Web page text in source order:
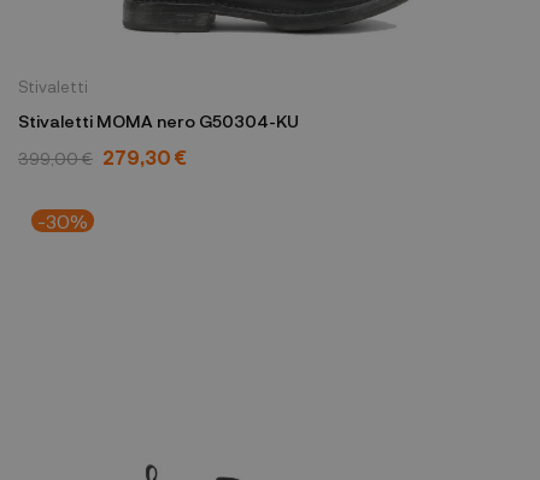
Stivaletti
Stivaletti MOMA nero G50304-KU
399,00 € 279,30 €
-30%